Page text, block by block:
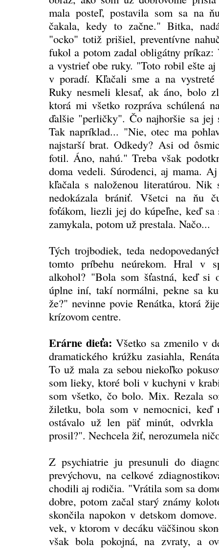
mala posteľ, postavila som sa na
čakala, kedy to začne." Bitka,
"ocko" totiž prišiel, preventívne
fukol a potom zadal obligátny
a vystrieť obe ruky. "Toto robil ešte
v poradí. Kľačali sme a na
Ruky nesmeli klesať, ak áno, bolo
ktorá mi všetko rozpráva schúlená
ďalšie "perličky". Čo najhoršie sa jej
Tak napríklad... "Nie, otec ma
najstarší brat. Odkedy? Asi od
fotil. Áno, nahú." Treba však
doma vedeli. Súrodenci, aj mama.
kľačala s naloženou literatúrou. Nik
nedokázala brániť. Všetci na ňu
foťákom, liezli jej do kúpeľne, keď sa
zamykala, potom už prestala. Načo...
Tých trojbodiek, teda
tomto príbehu neúrekom. Hral v
alkohol? "Bola som šťastná, keď
úplne iní, takí normálni, pekne sa
že?" nevinne povie Renátka, ktorá
krízovom centre.
Erárne dieťa: Všetko sa zmenilo v
dramatického krúžku zasiahla,
To už mala za sebou niekoľko
som lieky, ktoré boli v kuchyni v
som všetko, čo bolo. Mix. Rezala
žiletku, bola som v nemocnici, keď
ostávalo už len päť minút,
prosil?". Nechcela žiť, nerozumela
Z psychiatrie ju presunuli do
prevýchovu, na celkové
chodili aj rodičia. "Vrátila som sa
dobre, potom začal starý známy
skončila napokon v detskom
vek, v ktorom v decáku väčšinou
však bola pokojná, na zvraty, a